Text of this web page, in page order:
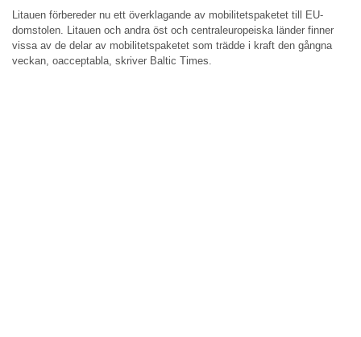
Litauen förbereder nu ett överklagande av mobilitetspaketet till EU-
domstolen. Litauen och andra öst och centraleuropeiska länder finner
vissa av de delar av mobilitetspaketet som trädde i kraft den gångna
veckan, oacceptabla, skriver Baltic Times.